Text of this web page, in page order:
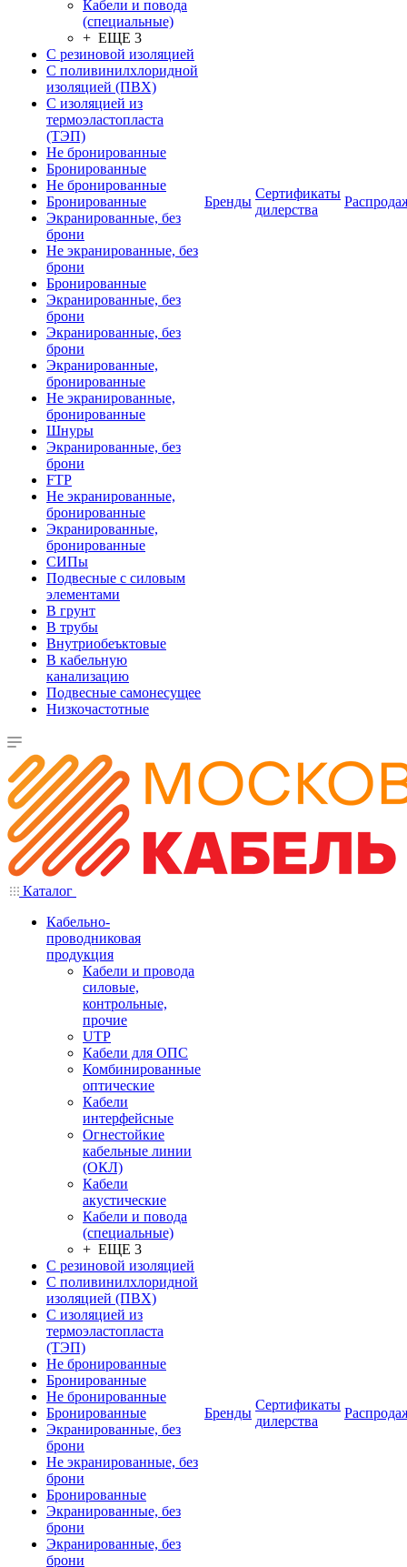
Кабели и повода
(специальные)
+ ЕЩЕ 3
С резиновой изоляцией
С поливинилхлоридной
изоляцией (ПВХ)
С изоляцией из
термоэластопласта
(ТЭП)
Не бронированные
Бронированные
Не бронированные
Бронированные
Экранированные, без
брони
Не экранированные, без
брони
Бронированные
Экранированные, без
брони
Экранированные, без
брони
Экранированные,
бронированные
Не экранированные,
бронированные
Шнуры
Экранированные, без
брони
FTP
Не экранированные,
бронированные
Экранированные,
бронированные
СИПы
Подвесные с силовым
элементами
В грунт
В трубы
Внутриобеъктовые
В кабельную
канализацию
Подвесные самонесущее
Низкочастотные
Бренды
Сертификаты
дилерства
Каталог
Кабельно-
проводниковая
продукция
Кабели и провода
силовые,
контрольные,
прочие
UTP
Кабели для ОПС
Комбинированные
оптические
Кабели
интерфейсные
Огнестойкие
кабельные линии
(ОКЛ)
Кабели
акустические
Кабели и повода
(специальные)
+ ЕЩЕ 3
С резиновой изоляцией
С поливинилхлоридной
изоляцией (ПВХ)
С изоляцией из
термоэластопласта
(ТЭП)
Не бронированные
Бронированные
Не бронированные
Бронированные
Экранированные, без
брони
Не экранированные, без
брони
Бронированные
Экранированные, без
брони
Экранированные, без
брони
Бренды
Сертификаты
дилерства